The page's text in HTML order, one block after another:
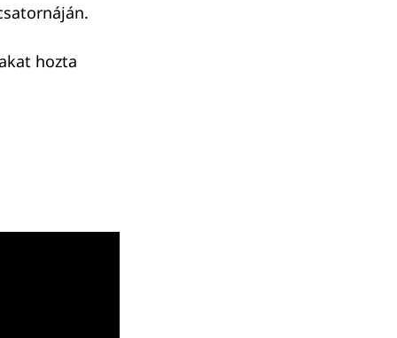
hozta